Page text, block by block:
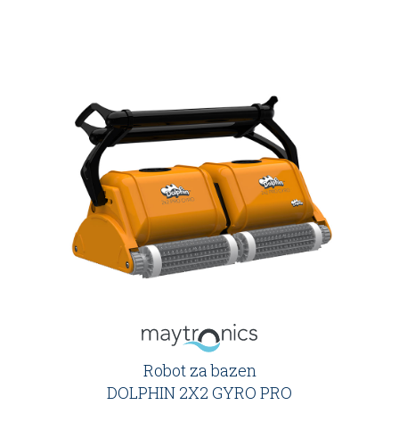
Robot za bazen
DOLPHIN 2X2 GYRO PRO